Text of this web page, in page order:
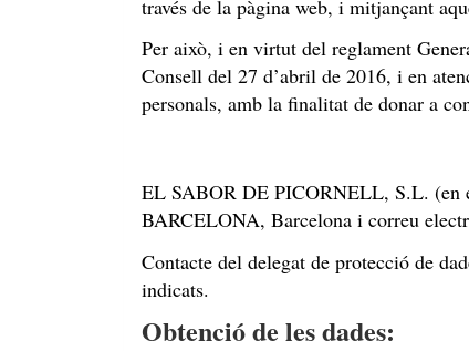
través de la pàgina web, i mitjançant
Per això, i en virtut del reglament
Consell del 27 d’abril de 2016, i en
personals, amb la finalitat de donar a
EL SABOR DE PICORNELL, S.L. (en
BARCELONA, Barcelona i correu
Contacte del delegat de protecció de
indicats.
Obtenció de les dades: